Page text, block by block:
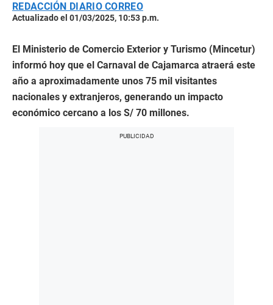
REDACCIÓN DIARIO CORREO
Actualizado el 01/03/2025, 10:53 p.m.
El Ministerio de Comercio Exterior y Turismo (Mincetur)
informó hoy que el Carnaval de Cajamarca atraerá este
año a aproximadamente unos 75 mil visitantes
nacionales y extranjeros, generando un impacto
económico cercano a los S/ 70 millones.